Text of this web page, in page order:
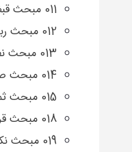
011 مبحث قبض و اقباض
012 مبحث ربا
013 مبحث نظام قضا
014 مبحث صرف
015 مبحث ثمار
018 مبحث قرض
019 مبحث نکاح